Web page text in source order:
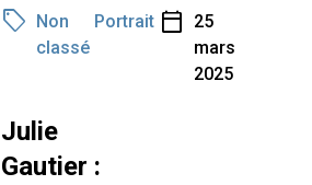
sell Non
classé
Portrait calendar_today
25
mars
2025
Julie
Gautier :